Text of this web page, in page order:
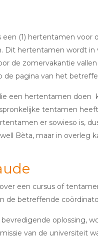
een (1) hertentamen
Dit hertentamen wordt
de zomervakantie
de pagina van het
een hertentamen
tentamen
er sowieso is,
Bèta, maar in overleg
een cursus of
de betreffende
oplossing,
van de universiteit